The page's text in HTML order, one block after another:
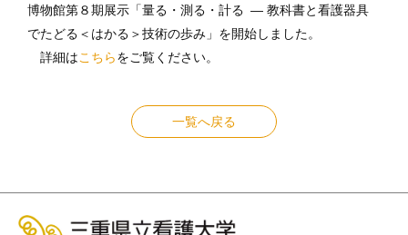
博物館第８期展示「量る・測る・計る ― 教科書と看護器具
でたどる＜はかる＞技術の歩み」を開始しました。
詳細はこちらをご覧ください。
一覧へ戻る